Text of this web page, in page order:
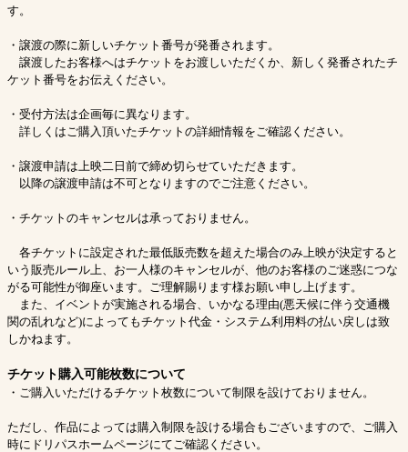
す。
・譲渡の際に新しいチケット番号が発番されます。
譲渡したお客様へはチケットをお渡しいただくか、新しく発番されたチ
ケット番号をお伝えください。
・受付方法は企画毎に異なります。
詳しくはご購入頂いたチケットの詳細情報をご確認ください。
・譲渡申請は上映二日前で締め切らせていただきます。
以降の譲渡申請は不可となりますのでご注意ください。
・チケットのキャンセルは承っておりません。
各チケットに設定された最低販売数を超えた場合のみ上映が決定すると
いう販売ルール上、お一人様のキャンセルが、他のお客様のご迷惑につな
がる可能性が御座います。ご理解賜ります様お願い申し上げます。
また、イベントが実施される場合、いかなる理由(悪天候に伴う交通機
関の乱れなど)によってもチケット代金・システム利用料の払い戻しは致
しかねます。
チケット購入可能枚数について
・ご購入いただけるチケット枚数について制限を設けておりません。
ただし、作品によっては購入制限を設ける場合もございますので、ご購入
時にドリパスホームページにてご確認ください。